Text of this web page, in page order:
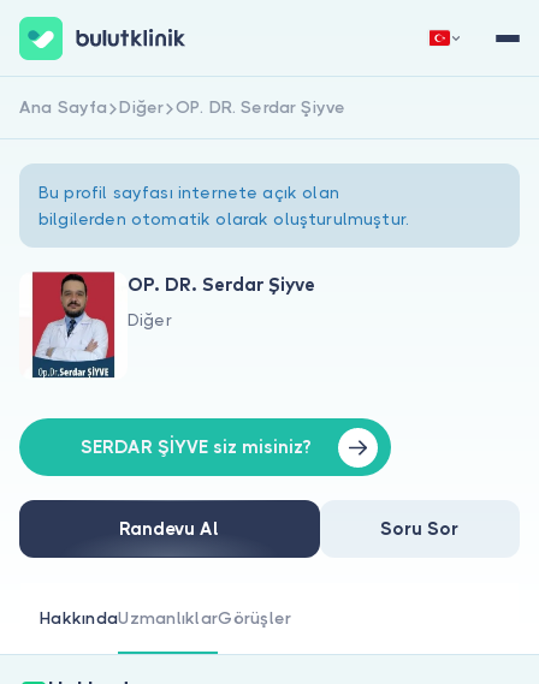
Hakkımızda
Doktorlar için
Doktor musunuz?
Hemen Kaydol
Ana Sayfa Diğer OP. DR. Serdar Şiyve
Bu profil sayfası internete açık olan
bilgilerden otomatik olarak oluşturulmuştur.
OP. DR. Serdar Şiyve
Diğer
SERDAR ŞİYVE siz misiniz?
Randevu Al Soru Sor
HakkındaUzmanlıklarGörüşler